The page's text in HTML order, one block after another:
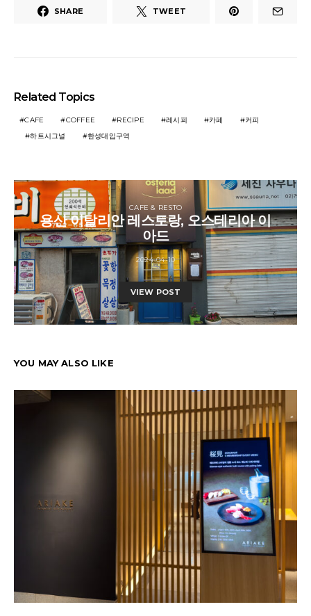
SHARE TWEET
Related Topics
CAFE COFFEE RECIPE 레시피 카페
커피
하트시그널
한성대입구역
CAFE & RESTO
용산 이탈리안 레스토랑, 오스테리아 이
아드
2024-04-10
VIEW POST
YOU MAY ALSO LIKE